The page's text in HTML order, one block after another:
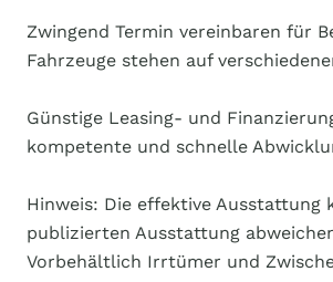
Zwingend Termin vereinbaren für
Fahrzeuge stehen auf
Günstige Leasing- und
kompetente und schnelle
Hinweis: Die effektive Ausstattung
publizierten Ausstattung
Vorbehältlich Irrtümer und